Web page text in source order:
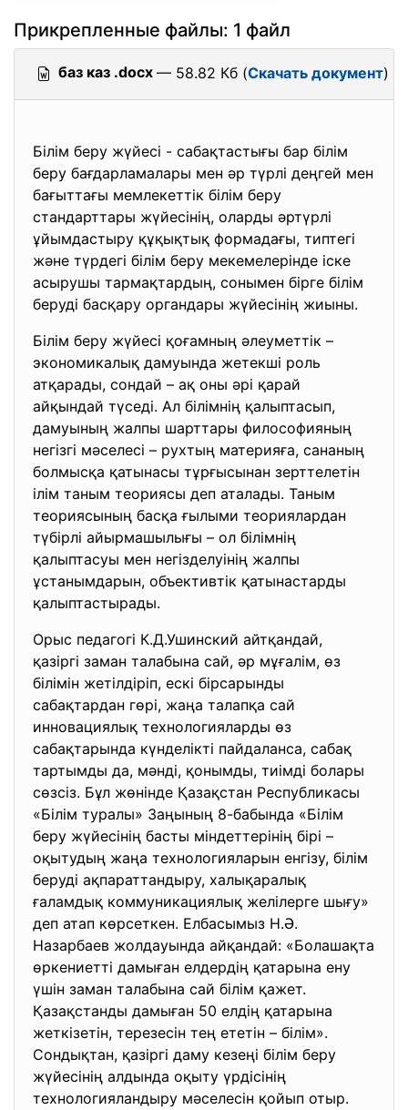
Прикрепленные файлы: 1 файл
баз каз .docx — 58.82 Кб (Скачать документ)
Білім беру жүйесі - сабақтастығы бар білім
беру бағдарламалары мен әр түрлі деңгей мен
бағыттағы мемлекеттік білім беру
стандарттары жүйесінің, оларды әртүрлі
ұйымдастыру құқықтық формадағы, типтегі
және түрдегі білім беру мекемелерінде іске
асырушы тармақтардың, сонымен бірге білім
беруді басқару органдары жүйесінің жиыны.
Бiлiм беру жүйесi қоғамның әлеуметтiк –
экономикалық дамуында жетекшi роль
атқарады, сондай – ақ оны әрi қарай
айқындай түседi. Ал бiлiмнiң қалыптасып,
дамуының жалпы шарттары философияның
негiзгi мәселесi – рухтың материяға, сананың
болмысқа қатынасы тұрғысынан зерттелетiн
iлiм таным теориясы деп аталады. Таным
теориясының басқа ғылыми теориялардан
түбiрлi айырмашылығы – ол бiлiмнiң
қалыптасуы мен негiзделуiнiң жалпы
ұстанымдарын, объективтiк қатынастарды
қалыптастырады.
Орыс педагогі К.Д.Ушинский айтқандай,
қазіргі заман талабына сай, әр мұғалім, өз
білімін жетілдіріп, ескі бірсарынды
сабақтардан гөрі, жаңа талапқа сай
инновациялық технологияларды өз
сабақтарында күнделікті пайдаланса, сабақ
тартымды да, мәнді, қонымды, тиімді болары
сөзсіз. Бұл жөнінде Қазақстан Республикасы
«Білім туралы» Заңының 8-бабында «Білім
беру жүйесінің басты міндеттерінің бірі –
оқытудың жаңа технологияларын енгізу, білім
беруді ақпараттандыру, халықаралық
ғаламдық коммуникациялық желілерге шығу»
деп атап көрсеткен. Елбасымыз Н.Ә.
Назарбаев жолдауында айқандай: «Болашақта
өркениетті дамыған елдердің қатарына ену
үшін заман талабына сай білім қажет.
Қазақстанды дамыған 50 елдің қатарына
жеткізетін, терезесін тең ететін – білім».
Сондықтан, қазіргі даму кезеңі білім беру
жүйесінің алдында оқыту үрдісінің
технологияландыру мәселесін қойып отыр.